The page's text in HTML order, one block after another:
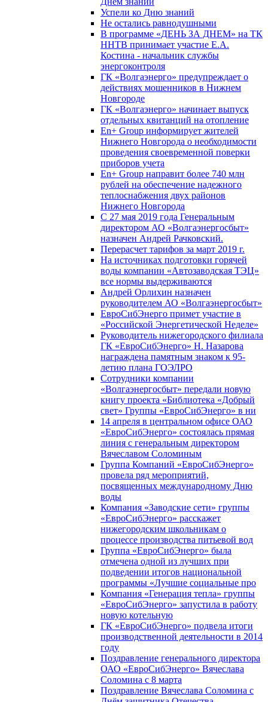
Успели ко Дню знаний
Не остались равнодушными
В программе «ДЕНЬ ЗА ДНЕМ» на ТК
ННТВ принимает участие Е.А.
Костина - начальник службы
энергоконтроля
ГК «Волгаэнерго» предупреждает о
действиях мошенников в Нижнем
Новгороде
ГК «Волгаэнерго» начинает выпуск
отдельных квитанций на отопление
En+ Group информирует жителей
Нижнего Новгорода о необходимости
проведения своевременной поверки
приборов учета
En+ Group направит более 740 млн
рублей на обеспечение надежного
теплоснабжения двух районов
Нижнего Новгорода
С 27 мая 2019 года Генеральным
директором АО «Волгаэнергосбыт»
назначен Андрей Рачковский.
Перерасчет тарифов за март 2019 г.
На источниках подготовки горячей
воды компании «Автозаводская ТЭЦ»
все нормы выдерживаются
Андрей Орлихин назначен
руководителем АО «Волгаэнергосбыт»
ЕвроСибЭнерго примет участие в
«Российской Энергетической Неделе»
Руководитель нижегородского филиала
ГК «ЕвроСибЭнерго» Н. Назарова
награждена памятным знаком к 95-
летию плана ГОЭЛРО
Сотрудники компании
«Волгаэнергосбыт» передали новую
книгу проекта «Библиотека «Добрый
свет» Группы «ЕвроСибЭнерго» в ни
14 апреля в центральном офисе ОАО
«ЕвроСибЭнерго» состоялась прямая
линия с генеральным директором
Вячеславом Соломиным
Группа Компаний «ЕвроСибЭнерго»
провела ряд мероприятий,
посвященных международному Дню
воды
Компания «Заводские сети» группы
«ЕвроСибЭнерго» расскажет
нижегородским школьникам о
процессе производства питьевой вод
Группа «ЕвроСибЭнерго» была
отмечена одной из лучших при
подведении итогов национальной
программы «Лучшие социальные про
Компания «Генерация тепла» группы
«ЕвроСибЭнерго» запустила в работу
новую котельную
ГК «ЕвроСибЭнерго» подвела итоги
производственной деятельности в 2014
году
Поздравление генерального директора
ОАО «ЕвроСибЭнерго» Вячеслава
Соломина с 8 марта
Поздравление Вячеслава Соломина с